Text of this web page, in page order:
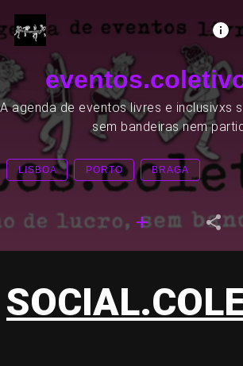
A agenda de eventos livres e inclusivxs
sem bandeiras nem
LISBOA PORTO BRAGA